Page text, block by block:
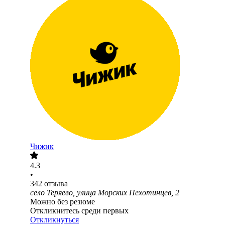
Чижик
4.3
•
342 отзыва
село Теряево, улица Морских Пехотинцев, 2
Можно без резюме
Откликнитесь среди первых
Откликнуться